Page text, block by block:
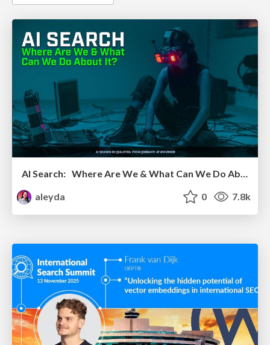
AI Search: Where Are We & What Can We Do About It?
aleyda
0 7.8k